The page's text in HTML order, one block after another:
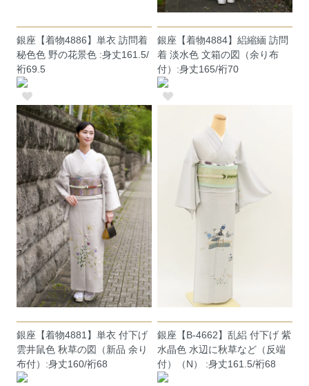
銀座【着物4886】単衣 訪問着
秘色色 野の花景色 :身丈161.5/
裄69.5
銀座【着物4884】絽縮緬 訪問
着 淡水色 文箱の図（余り布
付）:身丈165/裄70
銀座【着物4881】単衣 付下げ
雲井鼠色 秋草の図（新品 余り
布付）:身丈160/裄68
銀座【B-4662】乱絽 付下げ 紫
水晶色 水辺に秋草など（反端
付）（N） :身丈161.5/裄68